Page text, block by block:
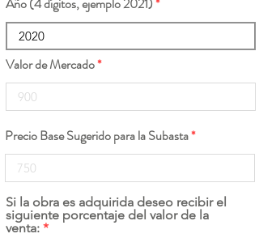
Valor de Mercado
Precio Base Sugerido para la Subasta
Si la obra es adquirida deseo recibir el
siguiente porcentaje del valor de la
venta: